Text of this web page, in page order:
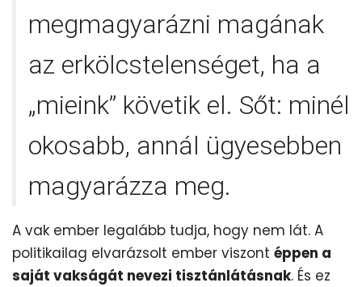
megmagyarázni magának
az erkölcstelenséget, ha a
„mieink” követik el. Sőt: minél
okosabb, annál ügyesebben
magyarázza meg.
A vak ember legalább tudja, hogy nem lát. A
politikailag elvarázsolt ember viszont éppen a
saját vakságát nevezi tisztánlátásnak. És ez